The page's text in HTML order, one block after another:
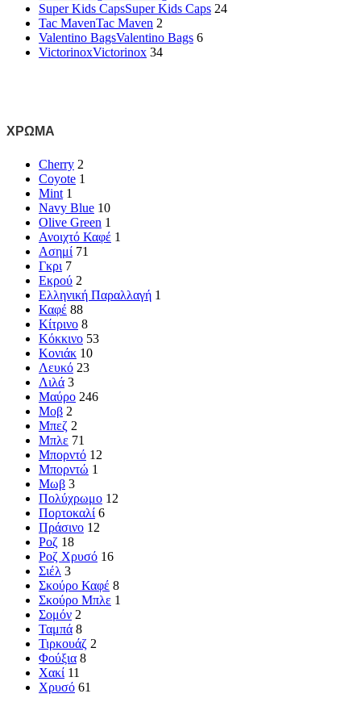
Super Kids CapsSuper Kids Caps 24
Tac MavenTac Maven 2
Valentino BagsValentino Bags 6
VictorinoxVictorinox 34
ΧΡΏΜΑ
Cherry 2
Coyote 1
Mint 1
Navy Blue 10
Olive Green 1
Ανοιχτό Καφέ 1
Ασημί 71
Γκρι 7
Εκρού 2
Ελληνική Παραλλαγή 1
Καφέ 88
Κίτρινο 8
Κόκκινο 53
Κονιάκ 10
Λευκό 23
Λιλά 3
Μαύρο 246
Μοβ 2
Μπεζ 2
Μπλε 71
Μπορντό 12
Μπορντώ 1
Μωβ 3
Πολύχρωμο 12
Πορτοκαλί 6
Πράσινο 12
Ροζ 18
Ροζ Χρυσό 16
Σιέλ 3
Σκούρο Καφέ 8
Σκούρο Μπλε 1
Σομόν 2
Ταμπά 8
Τιρκουάζ 2
Φούξια 8
Χακί 11
Χρυσό 61